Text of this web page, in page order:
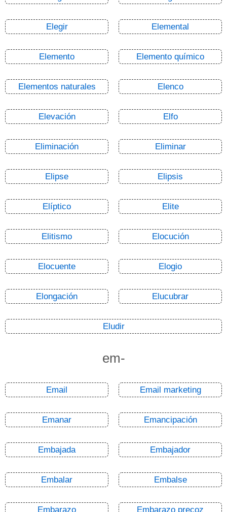
Elegir Elemental
Elemento Elemento químico
Elementos naturales Elenco
Elevación Elfo
Eliminación Eliminar
Elipse Elipsis
Elíptico Elite
Elitismo Elocución
Elocuente Elogio
Elongación Elucubrar
Eludir
em-
Email Email marketing
Emanar Emancipación
Embajada Embajador
Embalar Embalse
Embarazo Embarazo precoz